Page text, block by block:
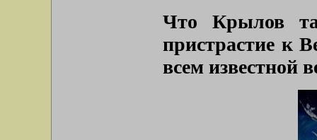
Что Крылов
пристрастие к
всем известной